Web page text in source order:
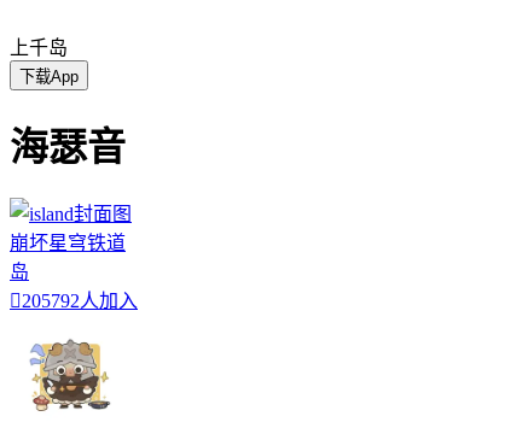
上千岛
下载App
海瑟音
崩坏星穹铁道
岛
205792人加入